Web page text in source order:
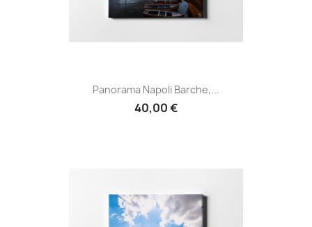
Panorama Napoli Barche,...
40,00 €